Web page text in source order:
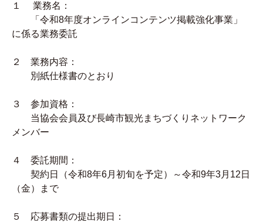
１ 業務名：
「令和8年度オンラインコンテンツ掲載強化事業」
に係る業務委託
２ 業務内容：
別紙仕様書のとおり
３ 参加資格：
当協会会員及び長崎市観光まちづくりネットワーク
メンバー
４ 委託期間：
契約日（令和8年6月初旬を予定）～令和9年3月12日
（金）まで
５ 応募書類の提出期日：